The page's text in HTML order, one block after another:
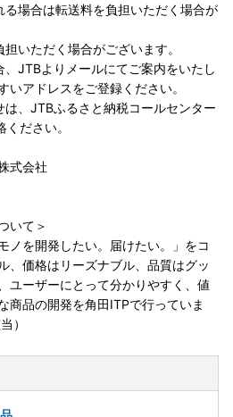
場合は転送料を負担いただく場合が
いただく場合がございます。
JTBよりメールにてご案内をいたし
いアドレスをご登録ください。
、JTBふるさと納税コールセンター
ださい。
式会社
いて＞
ノを開発したい。届けたい。」をコ
、価格はリーズナブル、品質はグッ
ユーザーにとって分かりやすく、値
商品の開発を角田ITPで行っていま
）